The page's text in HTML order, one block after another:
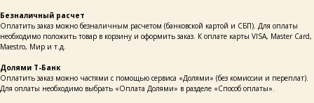
Безналичный расчет
Оплатить заказ можно безналичным расчетом (банковской картой и СБП). Для оплаты
необходимо положить товар в корзину и оформить заказ. К оплате карты VISA, Master Card,
Maestro, Мир и т.д.
Долями Т-Банк
Оплатить заказ можно частями с помощью сервиса «Долями» (без комиссии и переплат).
Для оплаты необходимо выбрать «Оплата Долями» в разделе «Способ оплаты».